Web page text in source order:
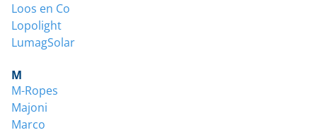
Loos en Co
Lopolight
LumagSolar
M
M-Ropes
Majoni
Marco